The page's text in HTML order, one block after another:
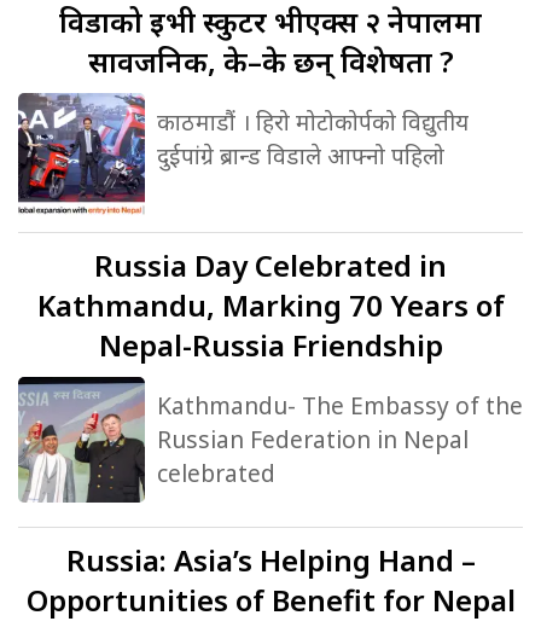
विडाकोईभी स्कुटर भीएक्स २ नेपालमा
सार्वजनिक, के–के छन् विशेषता ?
काठमाडौं । हिरो मोटोकोर्पको विद्युतीय
दुईपांग्रे ब्रान्ड विडाले आफ्नो पहिलो
Russia Day Celebrated in
Kathmandu, Marking 70 Years of
Nepal-Russia Friendship
Kathmandu- The Embassy of the
Russian Federation in Nepal
celebrated
Russia: Asia’s Helping Hand –
Opportunities of Benefit for Nepal